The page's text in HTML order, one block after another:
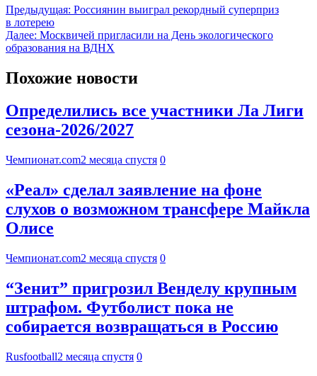
Предыдущая: Россиянин выиграл рекордный суперприз
в лотерею
Далее: Москвичей пригласили на День экологического
образования на ВДНХ
Похожие новости
Определились все участники Ла Лиги
сезона-2026/2027
Чемпионат.com2 месяца спустя 0
«Реал» сделал заявление на фоне
слухов о возможном трансфере Майкла
Олисе
Чемпионат.com2 месяца спустя 0
“Зенит” пригрозил Венделу крупным
штрафом. Футболист пока не
собирается возвращаться в Россию
Rusfootball2 месяца спустя 0